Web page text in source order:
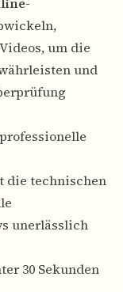
um die
und
die technischen
unerlässlich
30 Sekunden